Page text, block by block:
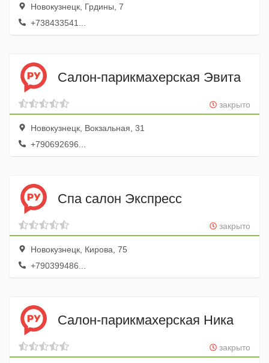
Новокузнецк, Грдины, 7
+738433541...
Салон-парикмахерская Эвита
закрыто
Новокузнецк, Вокзальная, 31
+790692696...
Спа салон Экспресс
закрыто
Новокузнецк, Кирова, 75
+790399486...
Салон-парикмахерская Ника
закрыто